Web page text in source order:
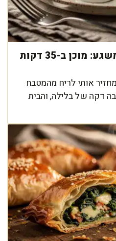
בלינצס גבינה מלוח משגע: מוכן ב-35 דקות
אותי לריח מהמטבח
דקה של בלילה, והבית